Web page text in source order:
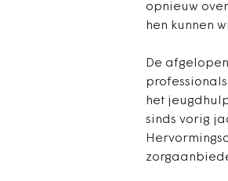
opnieuw
hen kunnen
De
het
sinds vorig